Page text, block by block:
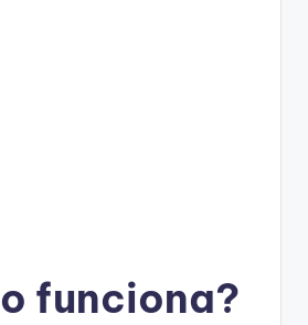
funciona?